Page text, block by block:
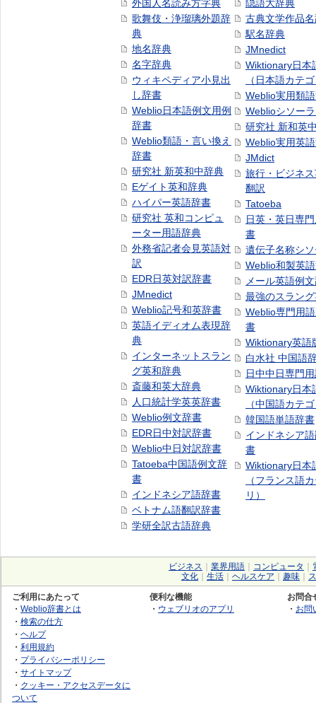
外国人名読み方字典
歌舞伎・浄瑠璃外題辞
典
地名辞典
名字辞典
ウィキペディア小見出
し辞書
Weblio日本語例文用例
辞書
Weblio類語・言い換え
辞書
研究社 新英和中辞典
Eゲイト英和辞典
ハイパー英語辞書
研究社 英和コンピュ
ーター用語辞典
外務省記者会見英語対
訳
EDR日英対訳辞書
JMnedict
Weblio記号和英辞書
英語イディオム表現辞
典
インターネットスラン
グ英和辞典
斎藤和英大辞典
人口統計学英英辞書
Weblio例文辞書
EDR日中対訳辞書
Weblio中日対訳辞書
Tatoeba中国語例文辞
書
インドネシア語辞書
ベトナム語翻訳辞書
学研全訳古語辞典
隠語大辞典
古典文学作品
駅名辞典
JMnedict
Wiktionary日本
（日本語カテ
Weblio実用類
Weblioシソー
研究社 新和英
Weblio実用英
JMdict
旅行・ビジネ
翻訳
Tatoeba
日英・英日専
書
遺伝子名称シ
Weblio和製英
メール英語例
最強のスラン
Weblio専門用
書
Wiktionary英語
白水社 中国語
日中中日専門
Wiktionary日本
（中国語カテ
韓国語単語辞書
インドネシア
書
Wiktionary日本
（フランス語
リ）
ビジネス 業界用語 コンピュータ
文化
生活 ヘルスケア 趣味
ご利用にあたって
・ Weblio辞書とは
・ 検索の仕方
・ ヘルプ
・ 利用規約
・ プライバシーポリシー
・ サイトマップ
・ クッキー・アクセスデータに
ついて
便利な機能
・ ウェブリオのアプリ
お問合
・ お問